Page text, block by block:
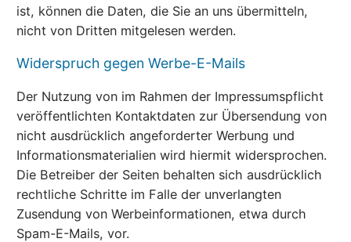
ist, können die Daten, die Sie an uns übermitteln,
nicht von Dritten mitgelesen werden.
Widerspruch gegen Werbe-E-Mails
Der Nutzung von im Rahmen der Impressumspflicht
veröffentlichten Kontaktdaten zur Übersendung von
nicht ausdrücklich angeforderter Werbung und
Informationsmaterialien wird hiermit widersprochen.
Die Betreiber der Seiten behalten sich ausdrücklich
rechtliche Schritte im Falle der unverlangten
Zusendung von Werbeinformationen, etwa durch
Spam-E-Mails, vor.